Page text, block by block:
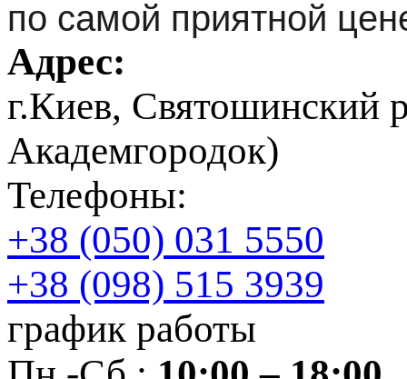
по самой приятной
Адрес:
г.Киев, Святошинский
Академгородок)
Телефоны:
+38 (050) 031 5550
+38 (098) 515 3939
график работы